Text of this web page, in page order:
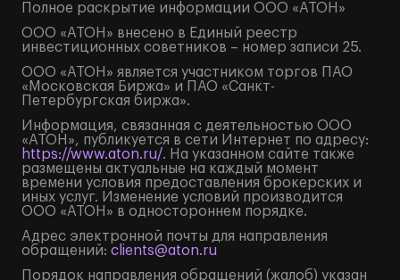
Полное раскрытие информации ООО «АТОН»
ООО «АТОН» внесено в Единый реестр
инвестиционных советников – номер записи 25.
ООО «АТОН» является участником торгов ПАО
«Московская Биржа» и ПАО «Санкт-
Петербургская биржа».
Информация, связанная с деятельностью ООО
«АТОН», публикуется в сети Интернет по адресу:
https://www.aton.ru/. На указанном сайте также
размещены актуальные на каждый момент
времени условия предоставления брокерских и
иных услуг. Изменение условий производится
ООО «АТОН» в одностороннем порядке.
Адрес электронной почты для направления
обращений: clients@aton.ru
Порядок направления обращений (жалоб) указан